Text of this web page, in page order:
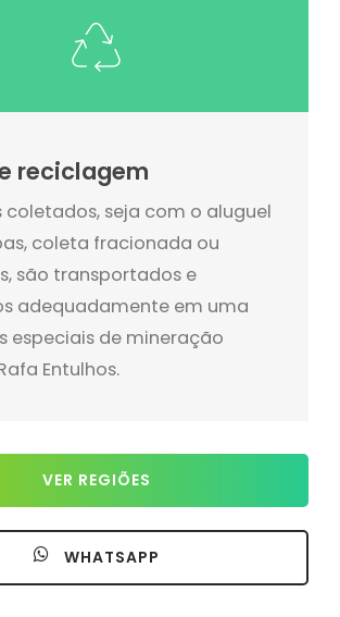
reciclagem
coletados, seja com o aluguel
coleta fracionada ou
são transportados e
adequadamente em uma
especiais de mineração
Entulhos.
VER REGIÕES
WHATSAPP